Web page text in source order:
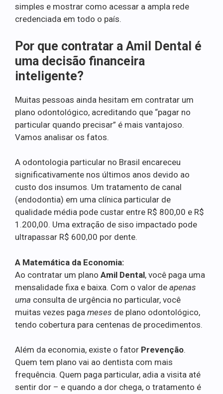
simples e mostrar como acessar a ampla rede
credenciada em todo o país.
Por que contratar a Amil Dental é
uma decisão financeira
inteligente?
Muitas pessoas ainda hesitam em contratar um
plano odontológico, acreditando que “pagar no
particular quando precisar” é mais vantajoso.
Vamos analisar os fatos.
A odontologia particular no Brasil encareceu
significativamente nos últimos anos devido ao
custo dos insumos. Um tratamento de canal
(endodontia) em uma clínica particular de
qualidade média pode custar entre R$ 800,00 e R$
1.200,00. Uma extração de siso impactado pode
ultrapassar R$ 600,00 por dente.
A Matemática da Economia:
Ao contratar um plano Amil Dental, você paga uma
mensalidade fixa e baixa. Com o valor de apenas
uma consulta de urgência no particular, você
muitas vezes paga meses de plano odontológico,
tendo cobertura para centenas de procedimentos.
Além da economia, existe o fator Prevenção.
Quem tem plano vai ao dentista com mais
frequência. Quem paga particular, adia a visita até
sentir dor – e quando a dor chega, o tratamento é